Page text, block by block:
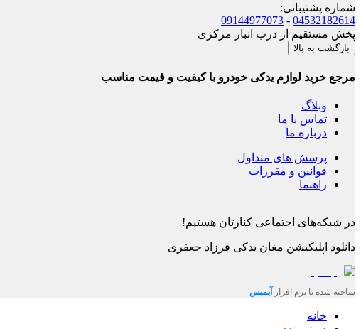
شماره پشتیبانی:
04532182614
-
09144977073
پخش مستقیم از درب انبار مرکزی
بازگشت به بالا
مرجع خرید لوازم یدکی خودرو با کیفیت و قیمت مناسب
وبلاگ
تماس با ما
درباره ما
پرسش های متداول
قوانین و مقررات
راهنما
در شبکه‌های اجتماعی کنارتان هستیم!
دانلود اپلیکیشن مغان یدکی فرزاد جعفری
ساخته شده با نرم افزار آیمیس
خانه